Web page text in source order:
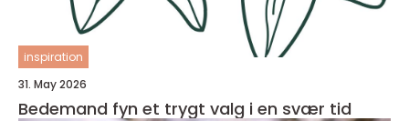
inspiration
31. May 2026
Bedemand fyn et trygt valg i en svær tid